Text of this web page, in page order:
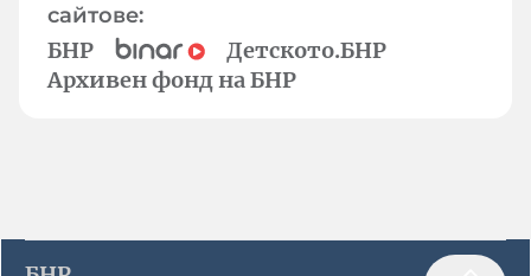
сайтове:
БНР
Детското.БНР
Архивен фонд на БНР